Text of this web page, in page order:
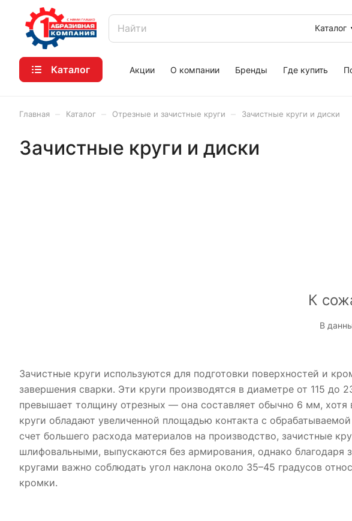
Каталог
Каталог Акции О компании Бренды Где купить
Главная Каталог Отрезные и зачистные круги Зачистные круги и диски
Зачистные круги и диски
К
В
Зачистные круги используются для подготовки поверхностей и
завершения сварки. Эти круги производятся в диаметре от 115
превышает толщину отрезных — она составляет обычно 6 мм,
круги обладают увеличенной площадью контакта с
счет большего расхода материалов на производство, зачистные
шлифовальными, выпускаются без армирования, однако
кругами важно соблюдать угол наклона около 35–45 градусов
кромки.